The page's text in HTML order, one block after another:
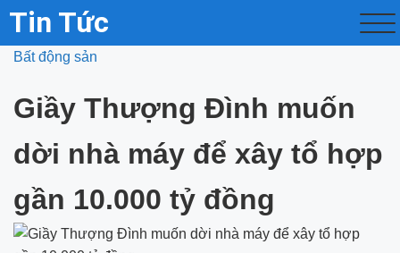
Tin Tức
Bất động sản
Giầy Thượng Đình muốn
dời nhà máy để xây tổ hợp
gần 10.000 tỷ đồng